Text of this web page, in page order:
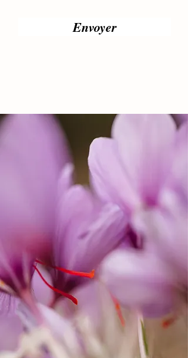
Envoyer